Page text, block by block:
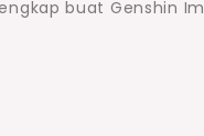
buat Genshin